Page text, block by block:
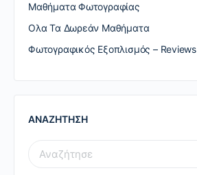
Μαθήματα Φωτογραφίας
Ολα Τα Δωρεάν Μαθήματα
Φωτογραφικός Εξοπλισμός – Reviews
ΑΝΑΖΗΤΗΣΗ
SEARCH
FOR: